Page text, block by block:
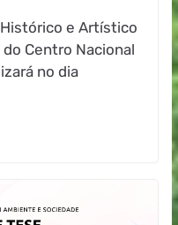
e Artístico
Centro Nacional
no dia